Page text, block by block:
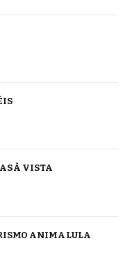
À VISTA
ANIMA LULA